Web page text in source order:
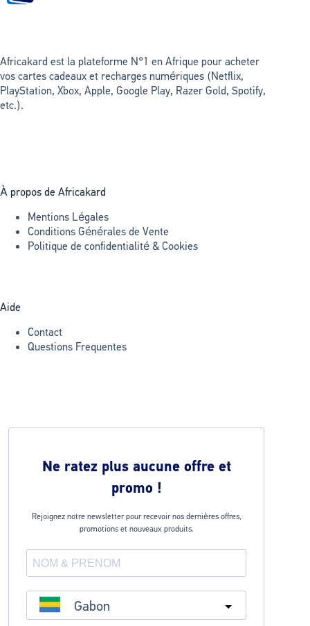
Africakard est la plateforme N°1 en Afrique pour acheter
vos cartes cadeaux et recharges numériques (Netflix,
PlayStation, Xbox, Apple, Google Play, Razer Gold, Spotify,
etc.).
À propos de Africakard
Mentions Légales
Conditions Générales de Vente
Politique de confidentialité & Cookies
Aide
Contact
Questions Frequentes
Ne ratez plus aucune offre et
promo !
Rejoignez notre newsletter pour recevoir nos dernières offres,
promotions et nouveaux produits.
Gabon